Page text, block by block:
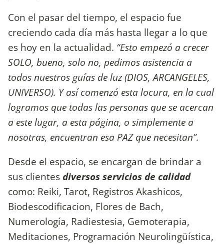
Con el pasar del tiempo, el espacio fue
creciendo cada día más hasta llegar a lo que
es hoy en la actualidad. “Esto empezó a crecer
SOLO, bueno, solo no, pedimos asistencia a
todos nuestros guías de luz (DIOS, ARCANGELES,
UNIVERSO). Y así comenzó esta locura, en la cual
logramos que todas las personas que se acercan
a este lugar, a esta página, o simplemente a
nosotras, encuentran esa PAZ que necesitan”.
Desde el espacio, se encargan de brindar a
sus clientesdiversos servicios de calidad
como: Reiki, Tarot, Registros Akashicos,
Biodescodificacion, Flores de Bach,
Numerología, Radiestesia, Gemoterapia,
Meditaciones, Programación Neurolingüística,